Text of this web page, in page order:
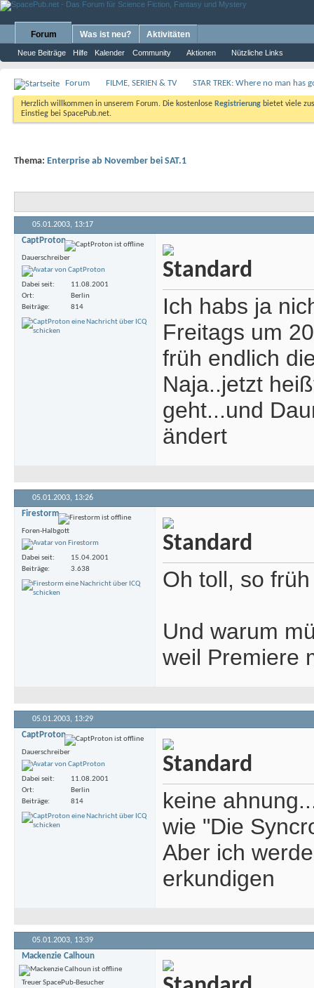
Forum
Neue Beiträge Hilfe Kalender Community Aktionen Nützliche Links
Was ist neu? Aktivitäten
Forum FILME, SERIEN & TV STAR TREK: Where no man has
Herzlich willkommen in unserem Forum. Die kostenlose Registrierung bietet viele
Einstieg bei SpacePub.net.
Thema: Enterprise ab November bei SAT.1
05.01.2003, 13:17
CaptProton
Dauerschreiber
Dabei seit
11.08.2001
Ort
Berlin
Beiträge
814
Ich habs ja
Freitags um
früh endlich
Naja..jetzt
geht...und
ändert
05.01.2003, 13:26
Firestorm
Foren-Halbgott
Dabei seit
15.04.2001
Beiträge
3.638 Oh toll, so
Und warum
weil Premiere
05.01.2003, 13:29
CaptProton
Dauerschreiber
Dabei seit
11.08.2001
Ort
Berlin
Beiträge
814
keine
wie "Die
Aber ich
erkundigen
05.01.2003, 13:39
Mackenzie Calhoun
Treuer SpacePub-Besucher